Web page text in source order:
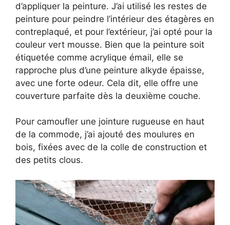
d’appliquer la peinture. J’ai utilisé les restes de
peinture pour peindre l’intérieur des étagères en
contreplaqué, et pour l’extérieur, j’ai opté pour la
couleur vert mousse. Bien que la peinture soit
étiquetée comme acrylique émail, elle se
rapproche plus d’une peinture alkyde épaisse,
avec une forte odeur. Cela dit, elle offre une
couverture parfaite dès la deuxième couche.
Pour camoufler une jointure rugueuse en haut
de la commode, j’ai ajouté des moulures en
bois, fixées avec de la colle de construction et
des petits clous.